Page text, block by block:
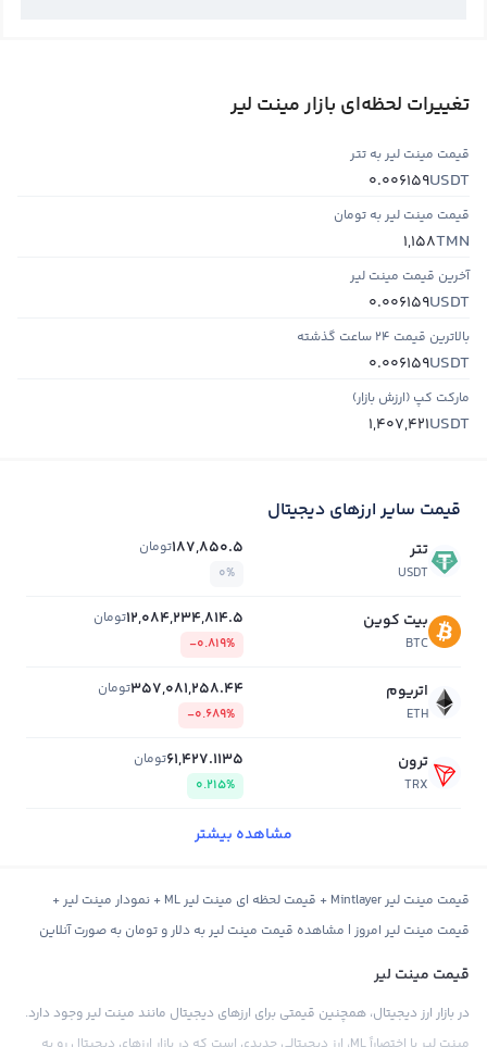
تغییرات لحظه‌ای بازار مینت لیر
قیمت مینت لیر به تتر
USDT
0.006159
قیمت مینت لیر به تومان
TMN
1,158
آخرین قیمت مینت لیر
USDT
0.006159
بالاترین قیمت ۲۴ ساعت گذشته
USDT
0.006159
مارکت کپ (ارزش بازار)
USDT
1,407,421
قیمت سایر ارزهای دیجیتال
تتر
USDT
187,850.5تومان
0%
بیت کوین
BTC
12,084,234,814.5تومان
-0.819%
اتریوم
ETH
357,081,258.44تومان
-0.689%
ترون
TRX
61,427.1135تومان
0.215%
مشاهده بیشتر
قیمت مینت لیر Mintlayer + قیمت لحظه ای مینت لیر ML + نمودار مینت لیر +
قیمت مینت لیر امروز | مشاهده قیمت مینت لیر به دلار و تومان به صورت آنلاین
قیمت مینت لیر
در بازار ارز دیجیتال، همچنین قیمتی برای ارزهای دیجیتال مانند مینت لیر وجود دارد.